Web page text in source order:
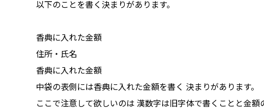
以下のことを書く決まりがあります。
香典に入れた金額
住所・氏名
香典に入れた金額
中袋の表側には香典に入れた金額を書く 決まりがあります。
ここで注意して欲しいのは 漢数字は旧字体で書くことと金額